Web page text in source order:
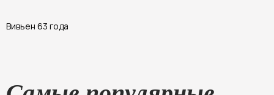
Вивьен 63 года